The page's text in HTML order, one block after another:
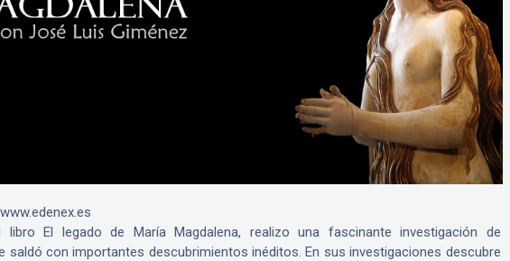
El legado de María Magdalena, realizo una fascinante investigación de
saldó con importantes descubrimientos inéditos. En sus investigaciones descubre